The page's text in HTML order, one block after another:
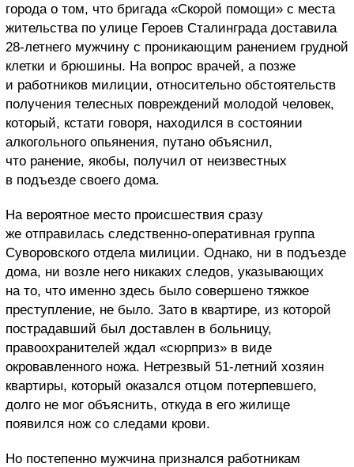
города о том, что бригада «Скорой помощи» с места
жительства по улице Героев Сталинграда доставила
28-летнего мужчину с проникающим ранением грудной
клетки и брюшины. На вопрос врачей, а позже
и работников милиции, относительно обстоятельств
получения телесных повреждений молодой человек,
который, кстати говоря, находился в состоянии
алкогольного опьянения, путано объяснил,
что ранение, якобы, получил от неизвестных
в подъезде своего дома.
На вероятное место происшествия сразу
же отправилась следственно-оперативная группа
Суворовского отдела милиции. Однако, ни в подъезде
дома, ни возле него никаких следов, указывающих
на то, что именно здесь было совершено тяжкое
преступление, не было. Зато в квартире, из которой
пострадавший был доставлен в больницу,
правоохранителей ждал «сюрприз» в виде
окровавленного ножа. Нетрезвый 51-летний хозяин
квартиры, который оказался отцом потерпевшего,
долго не мог объяснить, откуда в его жилище
появился нож со следами крови.
Но постепенно мужчина признался работникам